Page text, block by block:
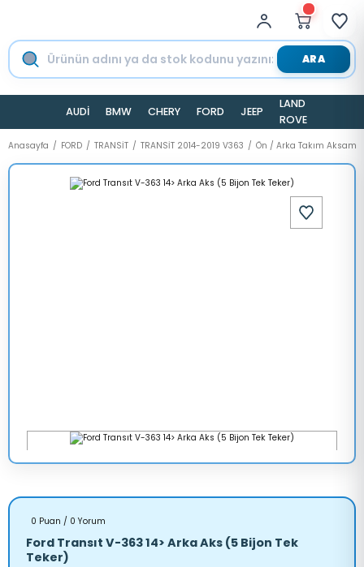
ARA
AUDİ BMW CHERY FORD JEEP
LAND
ROVER
Anasayfa FORD TRANSİT TRANSİT 2014-2019 V363 Ön / Arka Takım Aksamı
0 Puan / 0 Yorum
Ford Transıt V-363 14> Arka Aks (5 Bijon Tek
Teker)